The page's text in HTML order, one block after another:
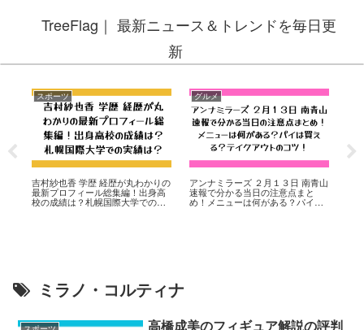
TreeFlag｜ 最新ニュース＆トレンドを毎日更
新
スポーツ
吉村紗也香 学歴 経歴が丸わかりの
最新プロフィール総集編！出身高
校の成績は？札幌国際大学での実
グルメ
アンナミラーズ ２月１３日 南青山
速報で分かる当日の注意点まと
め！メニューは何がある？パイは
ミラノ・コルティナ
高橋成美のフィギュア解説の評判